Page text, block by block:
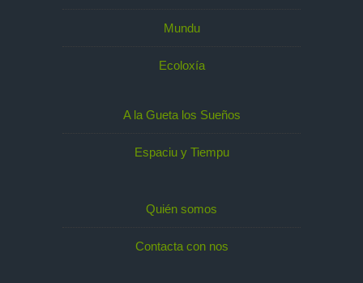
Mundu
Ecoloxía
A la Gueta los Sueños
Espaciu y Tiempu
Quién somos
Contacta con nos